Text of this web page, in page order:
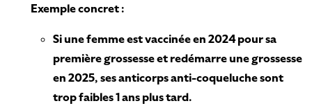
Exemple concret :
Si une femme est vaccinée en 2024 pour sa
première grossesse et redémarre une grossesse
en 2025, ses anticorps anti-coqueluche sont
trop faibles 1 ans plus tard.